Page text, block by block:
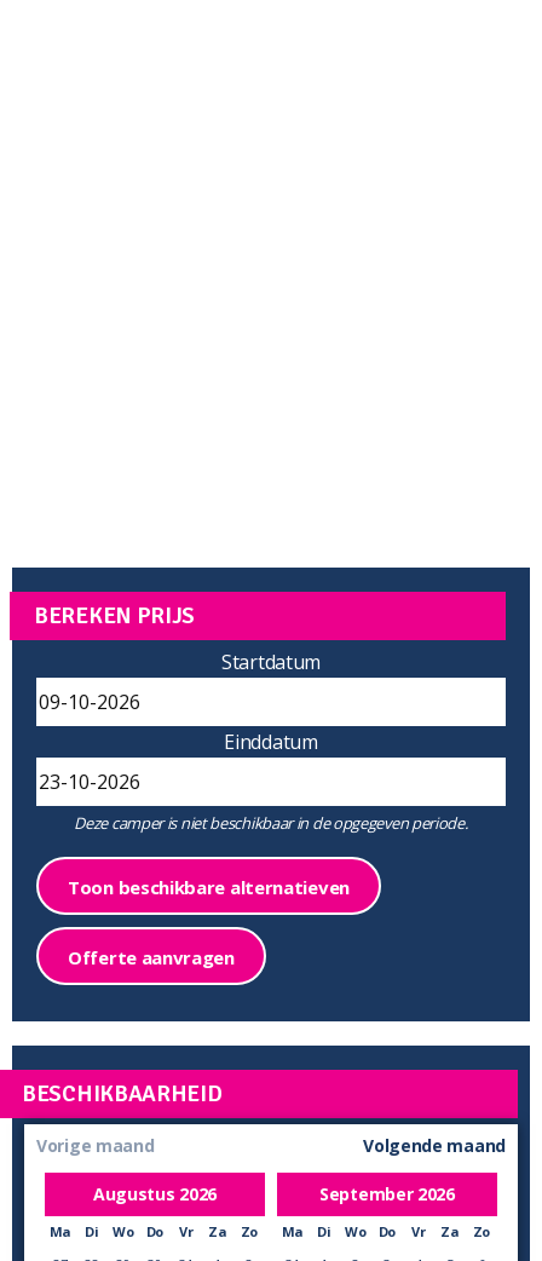
BEREKEN PRIJS
Startdatum
Einddatum
Deze camper is niet beschikbaar in de opgegeven periode.
Toon beschikbare alternatieven
Offerte aanvragen
BESCHIKBAARHEID
Vorige maand
Augustus 2026
Ma Di Wo Do Vr Za
Zo
Volgende maand
September 2026
Ma Di Wo Do Vr Za
Zo